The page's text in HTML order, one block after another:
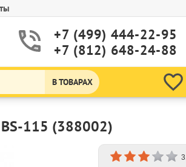
+7 (499) 444-22-95
+7 (812) 648-24-88
В ТОВАРАХ
115 (388002)